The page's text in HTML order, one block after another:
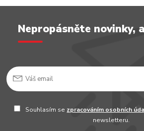
Nepropásněte novinky,
Souhlasím se zpracováním osobních
newsletteru.